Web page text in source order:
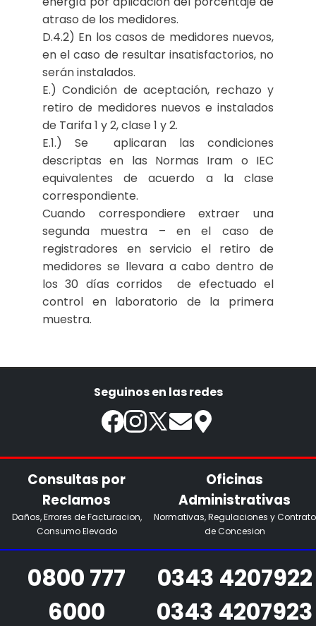
atraso de los medidores.
D.4.2) En los casos de medidores nuevos,
en el caso de resultar insatisfactorios, no
serán instalados.
E.) Condición de aceptación, rechazo y
retiro de medidores nuevos e instalados
de Tarifa 1 y 2, clase 1 y 2.
E.1.) Se aplicaran las condiciones
descriptas en las Normas Iram o IEC
equivalentes de acuerdo a la clase
correspondiente.
Cuando correspondiere extraer una
segunda muestra – en el caso de
registradores en servicio el retiro de
medidores se llevara a cabo dentro de
los 30 días corridos de efectuado el
control en laboratorio de la primera
muestra.
Seguinos en las redes
Consultas por
Reclamos
Daños, Errores de Facturacion,
Consumo Elevado
0800 777
6000
Oficinas
Administrativas
Normativas, Regulaciones y Contrato
de Concesion
0343 4207922
0343 4207923